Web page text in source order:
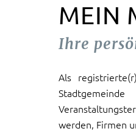
MEIN
Ihre
Als
werden, Firmen